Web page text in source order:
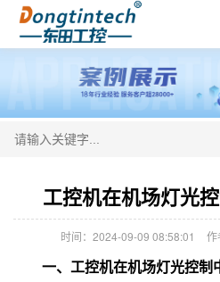
工控机在机场灯光
时间：2024-09-09 08:58:01 作
一、工控机在机场灯光控制